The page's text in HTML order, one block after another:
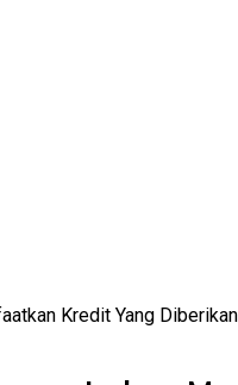
Kredit Yang